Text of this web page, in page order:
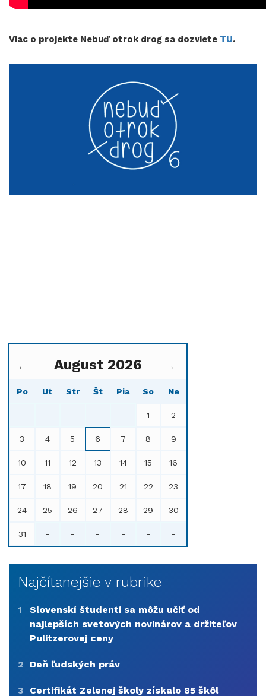
Viac o projekte Nebuď otrok drog sa dozviete TU.
← August 2026 →
Po Ut Str Št Pia So Ne
- - - - - 1 2
3 4 5 6 7 8 9
10 11 12 13 14 15 16
17 18 19 20 21 22 23
24 25 26 27 28 29 30
31 - - - - - -
Najčítanejšie v rubrike
1
Slovenskí študenti sa môžu učiť od
najlepších svetových novinárov a držiteľov
Pulitzerovej ceny
2 Deň ľudských práv
3 Certifikát Zelenej školy získalo 85 škôl